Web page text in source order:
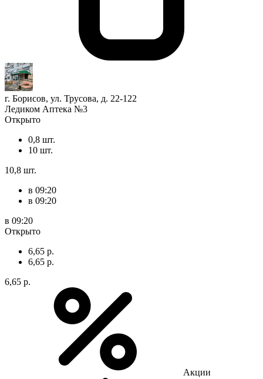
г. Борисов, ул. Трусова, д. 22-122
Ледиком Аптека №3
Открыто
0,8 шт.
10 шт.
10,8 шт.
в 09:20
в 09:20
в 09:20
Открыто
6,65 р.
6,65 р.
6,65 р.
Акции